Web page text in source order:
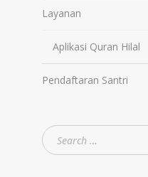
Layanan
Aplikasi Quran Hilal
Pendaftaran Santri